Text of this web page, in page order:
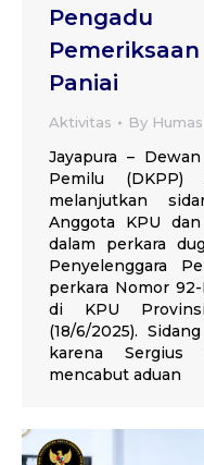
Paniai
Aktivitas By
Jayapura –
Pemilu (DKPP)
melanjutkan
Anggota KPU
dalam perkara
Penyelenggara
perkara Nomor
di KPU
(18/6/2025).
karena Sergius
mencabut aduan